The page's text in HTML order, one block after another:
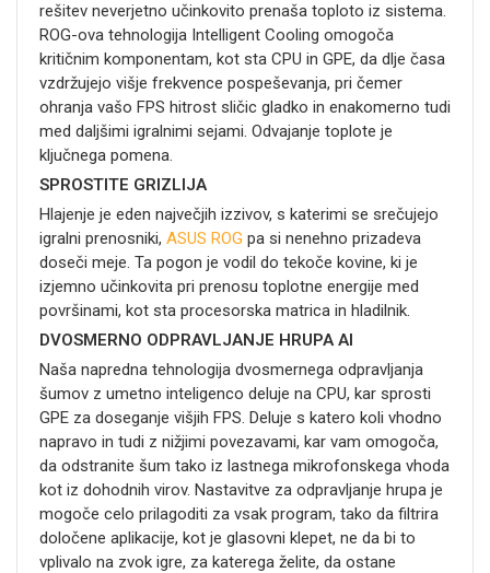
rešitev neverjetno učinkovito prenaša toploto iz sistema.
ROG-ova tehnologija Intelligent Cooling omogoča
kritičnim komponentam, kot sta CPU in GPE, da dlje časa
vzdržujejo višje frekvence pospeševanja, pri čemer
ohranja vašo FPS hitrost sličic gladko in enakomerno tudi
med daljšimi igralnimi sejami. Odvajanje toplote je
ključnega pomena.
SPROSTITE GRIZLIJA
Hlajenje je eden največjih izzivov, s katerimi se srečujejo
igralni prenosniki, ASUS ROG pa si nenehno prizadeva
doseči meje. Ta pogon je vodil do tekoče kovine, ki je
izjemno učinkovita pri prenosu toplotne energije med
površinami, kot sta procesorska matrica in hladilnik.
DVOSMERNO ODPRAVLJANJE HRUPA AI
Naša napredna tehnologija dvosmernega odpravljanja
šumov z umetno inteligenco deluje na CPU, kar sprosti
GPE za doseganje višjih FPS. Deluje s katero koli vhodno
napravo in tudi z nižjimi povezavami, kar vam omogoča,
da odstranite šum tako iz lastnega mikrofonskega vhoda
kot iz dohodnih virov. Nastavitve za odpravljanje hrupa je
mogoče celo prilagoditi za vsak program, tako da filtrira
določene aplikacije, kot je glasovni klepet, ne da bi to
vplivalo na zvok igre, za katerega želite, da ostane